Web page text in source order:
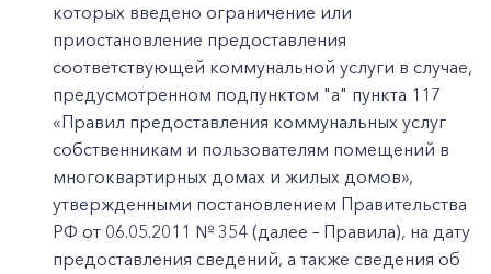
которых введено ограничение или
приостановление предоставления
соответствующей коммунальной услуги в случае,
предусмотренном подпунктом "а" пункта 117
«Правил предоставления коммунальных услуг
собственникам и пользователям помещений в
многоквартирных домах и жилых домов»,
утвержденными постановлением Правительства
РФ от 06.05.2011 № 354 (далее – Правила), на дату
предоставления сведений, а также сведения об